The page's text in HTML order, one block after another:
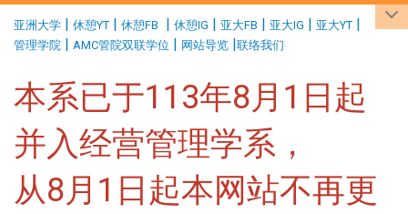
亚洲大学 | 休憩YT | 休憩FB | 休憩IG | 亚大FB | 亚大IG | 亚大YT |
管理学院 | AMC管院双联学位 | 网站导览 |联络我们
本系已于113年8月1日起
并入经营管理学系，
从8月1日起本网站不再更